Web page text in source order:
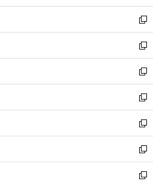
開
く
ウ
で
開
く
ン
ド
ウ
で
開
く
ウ
ィ
ン
ド
ウ
で
開
く
新
し
い
ウ
ィ
ン
ド
ウ
で
開
く
新
し
い
ウ
ィ
ン
ド
ウ
で
開
く
新
し
い
ウ
ィ
ン
ド
ウ
で
新
し
い
ウ
ィ
ン
ド
新
し
い
ウ
ィ
新
し
い
新